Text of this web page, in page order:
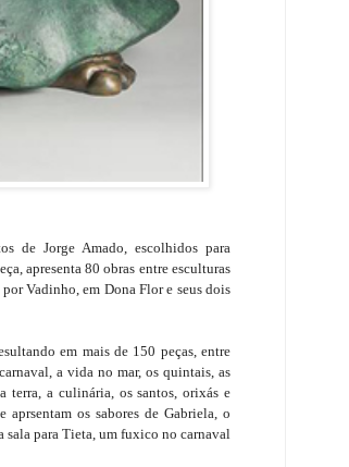
de Jorge Amado, escolhidos para
apresenta 80 obras entre esculturas
Vadinho, em Dona Flor e seus dois
em mais de 150 peças, entre
a vida no mar, os quintais, as
terra, a culinária, os santos, orixás e
os sabores de Gabriela, o
sala para Tieta, um fuxico no carnaval